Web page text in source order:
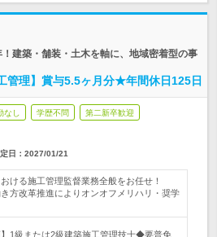
建築・舗装・土木を軸に、地域密着型の事
管理】賞与5.5ヶ月分★年間休日125日
なし 学歴不問 第二新卒歓迎
日： 2027/01/21
ける施工管理監督業務全般をお任せ！
方改革推進によりオンオフメリハリ・奨学
1級または2級建築施工管理技士◆要普免